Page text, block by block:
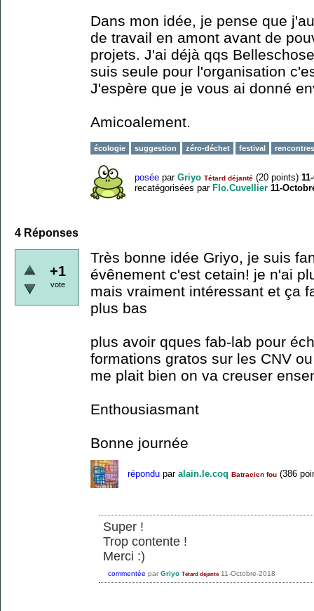
Dans mon idée, je pense que
de travail en amont avant de
projets. J'ai déjà qqs
suis seule pour l'organisation
J'espère que je vous ai donné
Amicoalement.
écologie suggestion zéro-déchet festival rencontres
posée par Griyo Tétard déjanté (20 points)
recatégorisées par Flo.Cuvellier 11-
4 Réponses
+1
vote
Très bonne idée Griyo, je suis
évênement c'est cetain! je n'ai
mais vraiment intéressant et ça
plus bas
plus avoir qques fab-lab pour
formations gratos sur les CNV
me plait bien on va creuser
Enthousiasmant
Bonne journée
répondu par alain.le.coq Batracien fou (386
Super !
Trop contente !
Merci :)
commentée par Griyo Tétard déjanté 11-Octobre-2018